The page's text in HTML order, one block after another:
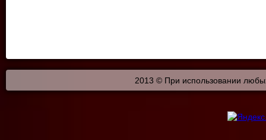
2013 © При использовании